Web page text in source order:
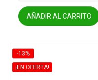
AÑADIR AL CARRITO
-13%
¡EN OFERTA!